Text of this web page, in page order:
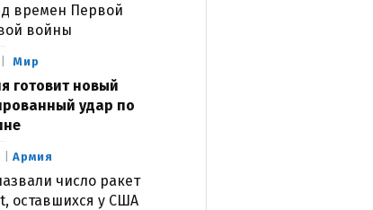
времен Первой
войны
Мир
готовит новый
удар по
Армия
число ракет
оставшихся у США